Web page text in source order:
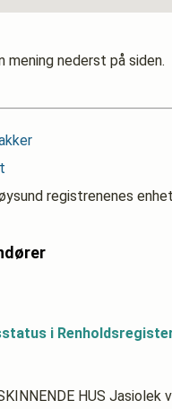
mening nederst på siden.
registrenenes
i
HUS Jasiolek